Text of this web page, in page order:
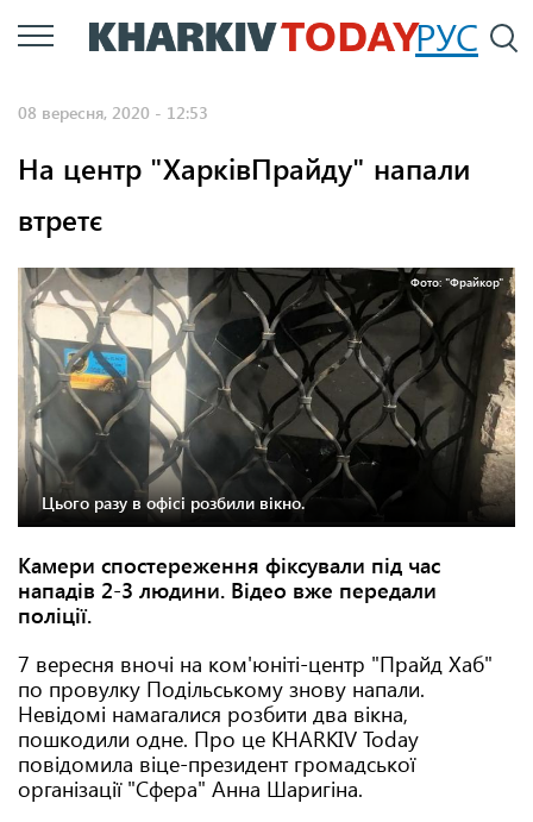
Перейти
до
РУС
08 вересня, 2020 - 12:53
На центр "ХарківПрайду" напали
втретє
Фото: "Фрайкор"
Цього разу в офісі розбили вікно.
Камери спостереження фіксували під час
нападів 2-3 людини. Відео вже передали
поліції.
7 вересня вночі на ком'юніті-центр "Прайд Хаб"
по провулку Подільському знову напали.
Невідомі намагалися розбити два вікна,
пошкодили одне. Про це KHARKIV Today
повідомила віце-президент громадської
організації "Сфера" Анна Шаригіна.